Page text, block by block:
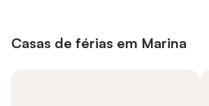
Casas de férias em Marina